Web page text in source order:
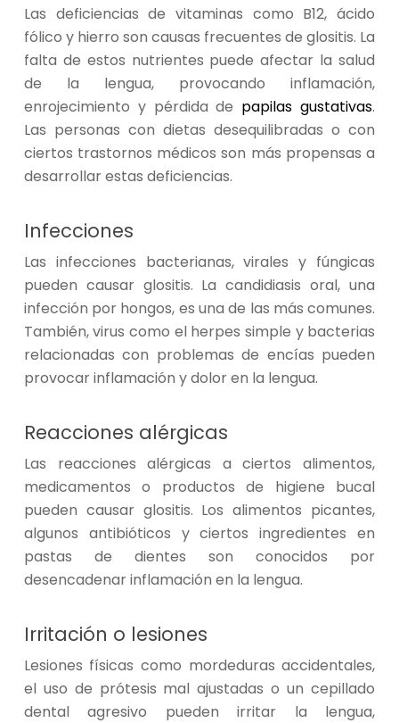
Las deficiencias de vitaminas como B12, ácido
fólico y hierro son causas frecuentes de glositis. La
falta de estos nutrientes puede afectar la salud
de la lengua, provocando inflamación,
enrojecimiento y pérdida de papilas gustativas.
Las personas con dietas desequilibradas o con
ciertos trastornos médicos son más propensas a
desarrollar estas deficiencias.
Infecciones
Las infecciones bacterianas, virales y fúngicas
pueden causar glositis. La candidiasis oral, una
infección por hongos, es una de las más comunes.
También, virus como el herpes simple y bacterias
relacionadas con problemas de encías pueden
provocar inflamación y dolor en la lengua.
Reacciones alérgicas
Las reacciones alérgicas a ciertos alimentos,
medicamentos o productos de higiene bucal
pueden causar glositis. Los alimentos picantes,
algunos antibióticos y ciertos ingredientes en
pastas de dientes son conocidos por
desencadenar inflamación en la lengua.
Irritación o lesiones
Lesiones físicas como mordeduras accidentales,
el uso de prótesis mal ajustadas o un cepillado
dental agresivo pueden irritar la lengua,